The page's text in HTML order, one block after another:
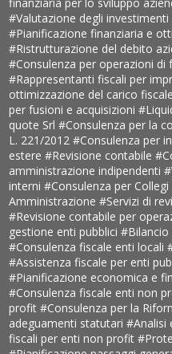
finanziaria per lo sviluppo
#Valutazione degli investimenti
#Pianificazione finanziaria e
#Ristrutturazione del debito
#Consulenza per operazioni di
#Rappresentanti fiscali per
ottimizzazione del carico
per fusioni e acquisizioni
quote Srl#Consulenza per la
L. 221/2012#Consulenza per
estere#Revisione contabile
amministrazione indipendenti
interni#Consulenza per
Amministrazione#Servizi di
#Revisione contabile per
gestione enti pubblici#Bilancio
#Consulenza fiscale enti locali
#Assistenza fiscale per enti
#Pianificazione economica e
#Consulenza fiscale enti non
profit#Consulenza per la
adeguamenti statutari#Analisi
fiscali per enti non profit